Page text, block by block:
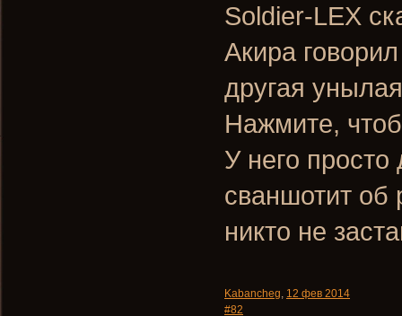
Soldier-LEX
Акира
другая
Нажмите,
У него просто
сваншотит об
никто не
Kabancheg, 12 фев 2014
#82